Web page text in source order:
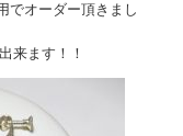
でオーダー頂きまし
来ます！！